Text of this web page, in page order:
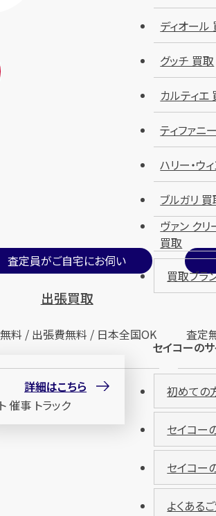
査定員がご自宅にお伺い
出張買取
料 / 出張費無料 / 日本全国OK
詳細はこちら
査定
ディオール
グッチ 買取
カルティエ
ティファニ
ハリー・ウ
ブルガリ 買
ヴァン ク
買取
買取ブラ
セイコーの
初めての
セイコー
セイコー
よくある